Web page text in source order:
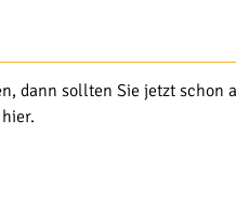
dann sollten Sie jetzt schon